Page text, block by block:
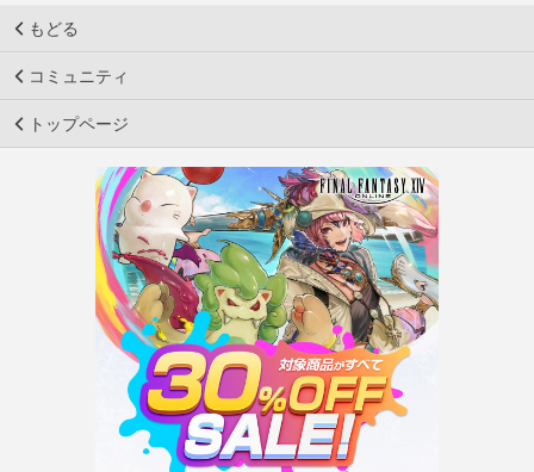
もどる
コミュニティ
トップページ